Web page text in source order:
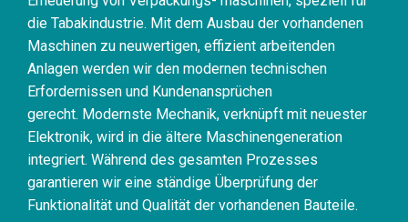
die Tabakindustrie. Mit dem Ausbau der vorhandenen
Maschinen zu neuwertigen, effizient arbeitenden
Anlagen werden wir den modernen technischen
Erfordernissen und Kundenansprüchen
gerecht. Modernste Mechanik, verknüpft mit neuester
Elektronik, wird in die ältere Maschinengeneration
integriert. Während des gesamten Prozesses
garantieren wir eine ständige Überprüfung der
Funktionalität und Qualität der vorhandenen Bauteile.